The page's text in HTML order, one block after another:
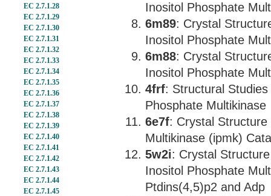
EC 2.7.1.28
EC 2.7.1.29
EC 2.7.1.30
EC 2.7.1.31
EC 2.7.1.32
EC 2.7.1.33
EC 2.7.1.34
EC 2.7.1.35
EC 2.7.1.36
EC 2.7.1.37
EC 2.7.1.38
EC 2.7.1.39
EC 2.7.1.40
EC 2.7.1.41
EC 2.7.1.42
EC 2.7.1.43
EC 2.7.1.44
EC 2.7.1.45
Inositol Phosphate
6m89: Crystal
Inositol Phosphate
6m88: Crystal
Inositol Phosphate
4frf: Structural
Phosphate Multikinase
6e7f: Crystal
Multikinase (ipmk)
5w2i: Crystal
Inositol Phosphate
Ptdins(4,5)p2 and Adp